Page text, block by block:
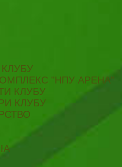
КЛУБУ
"НПУ АРЕНА"
КЛУБУ
КЛУБУ